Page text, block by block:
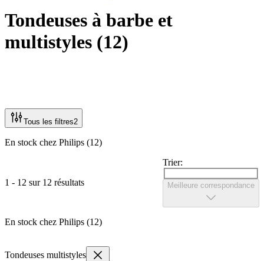
Tondeuses à barbe et
multistyles (12)
Tous les filtres2
En stock chez Philips (12)
1 - 12 sur 12 résultats
Trier:
Meilleure correspondance
En stock chez Philips (12)
Tondeuses multistyles